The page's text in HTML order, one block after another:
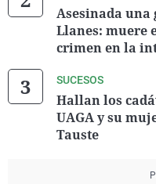
Asesinada
Llanes: muere
crimen en la
SUCESOS
Hallan los
UAGA y su
Tauste